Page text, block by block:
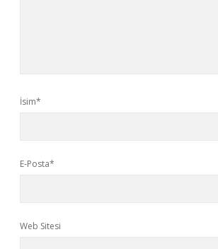
İsim*
E-Posta*
Web Sitesi